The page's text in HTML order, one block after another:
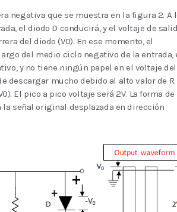
negativa que se muestra en la figura 2. A
el diodo D conducirá, y el voltaje de
del diodo (V0). En ese momento, el
del medio ciclo negativo de la entrada,
y no tiene ningún papel en el voltaje del
descargar mucho debido al alto valor de R.
El pico a pico voltaje será 2V. La forma de
señal original desplazada en dirección